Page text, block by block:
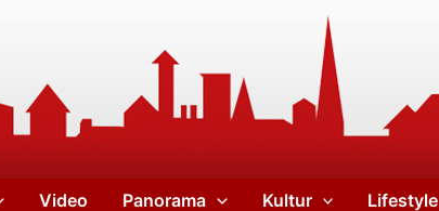
Video Panorama Kultur Lifestyle